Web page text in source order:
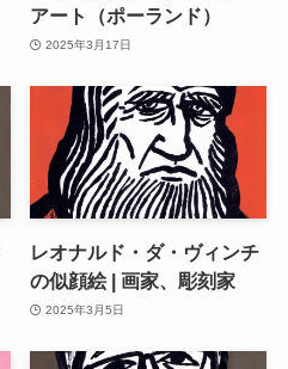
アート（ポーランド）
2025年3月17日
レオナルド・ダ・ヴィンチ
の似顔絵 | 画家、彫刻家
2025年3月5日